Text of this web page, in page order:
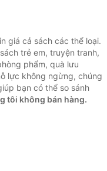
giá cả sách các thể loại.
trẻ em, truyện tranh,
phẩm, quà lưu
lực không ngừng, chúng
bạn có thể so sánh
tôi không bán hàng.